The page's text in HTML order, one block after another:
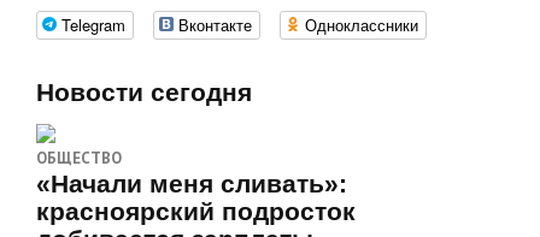
Telegram Вконтакте Одноклассники
Новости сегодня
ОБЩЕСТВО
«Начали меня сливать»:
красноярский подросток